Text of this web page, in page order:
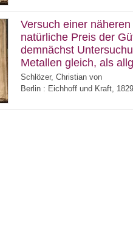
Versuch einer
natürliche Preis der
demnächst
Metallen gleich, als
Schlözer, Christian von
Berlin : Eichhoff und Kraft, 1829